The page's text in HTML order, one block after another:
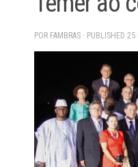
POR FAMBRAS · PUBLISHED 25